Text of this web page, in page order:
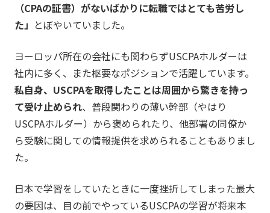
（CPAの証書）がないばかりに転職ではとても苦労し
た」 とぼやいていました。
ヨーロッパ所在の会社にも関わらずUSCPAホルダーは
社内に多く、また枢要なポジションで活躍しています。
私自身、USCPAを取得したことは周囲から驚きを持っ
て受け止められ、普段関わりの薄い幹部（やはり
USCPAホルダー）から褒められたり、他部署の同僚か
ら受験に関しての情報提供を求められることもありまし
た。
日本で学習をしていたときに一度挫折してしまった最大
の要因は、目の前でやっているUSCPAの学習が将来本